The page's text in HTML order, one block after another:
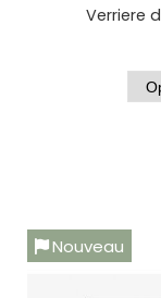
Verriere
Nouveau